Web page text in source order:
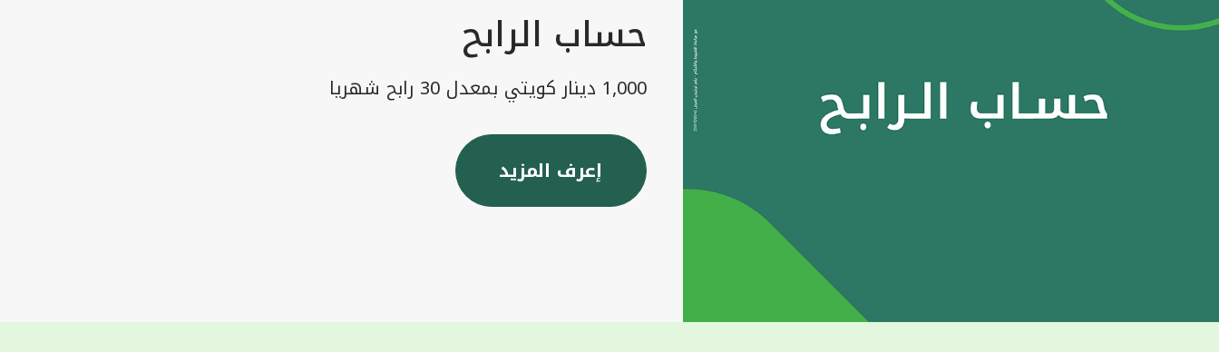
حساب الرابح
1,000 دينار كويتي بمعدل 30 رابح شهريا
إعرف المزيد